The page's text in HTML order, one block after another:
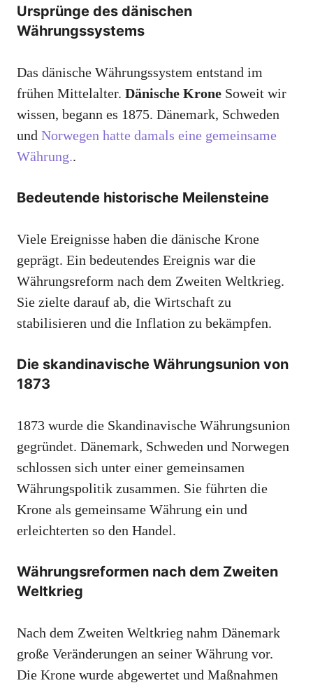
Ursprünge des dänischen
Währungssystems
Das dänische Währungssystem entstand im
frühen Mittelalter. Dänische Krone Soweit wir
wissen, begann es 1875. Dänemark, Schweden
und Norwegen hatte damals eine gemeinsame
Währung..
Bedeutende historische Meilensteine
Viele Ereignisse haben die dänische Krone
geprägt. Ein bedeutendes Ereignis war die
Währungsreform nach dem Zweiten Weltkrieg.
Sie zielte darauf ab, die Wirtschaft zu
stabilisieren und die Inflation zu bekämpfen.
Die skandinavische Währungsunion von
1873
1873 wurde die Skandinavische Währungsunion
gegründet. Dänemark, Schweden und Norwegen
schlossen sich unter einer gemeinsamen
Währungspolitik zusammen. Sie führten die
Krone als gemeinsame Währung ein und
erleichterten so den Handel.
Währungsreformen nach dem Zweiten
Weltkrieg
Nach dem Zweiten Weltkrieg nahm Dänemark
große Veränderungen an seiner Währung vor.
Die Krone wurde abgewertet und Maßnahmen